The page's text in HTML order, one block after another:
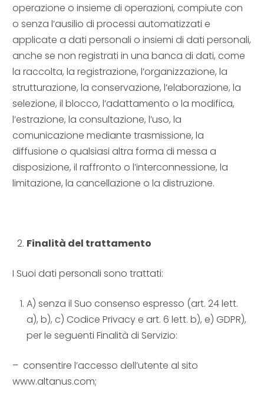
operazione o insieme di operazioni, compiute con
o senza l’ausilio di processi automatizzati e
applicate a dati personali o insiemi di dati personali,
anche se non registrati in una banca di dati, come
la raccolta, la registrazione, l’organizzazione, la
strutturazione, la conservazione, l’elaborazione, la
selezione, il blocco, l’adattamento o la modifica,
l’estrazione, la consultazione, l’uso, la
comunicazione mediante trasmissione, la
diffusione o qualsiasi altra forma di messa a
disposizione, il raffronto o l’interconnessione, la
limitazione, la cancellazione o la distruzione.
Finalità del trattamento
I Suoi dati personali sono trattati:
A) senza il Suo consenso espresso (art. 24 lett.
a), b), c) Codice Privacy e art. 6 lett. b), e) GDPR),
per le seguenti Finalità di Servizio:
– consentire l’accesso dell’utente al sito
www.altanus.com;